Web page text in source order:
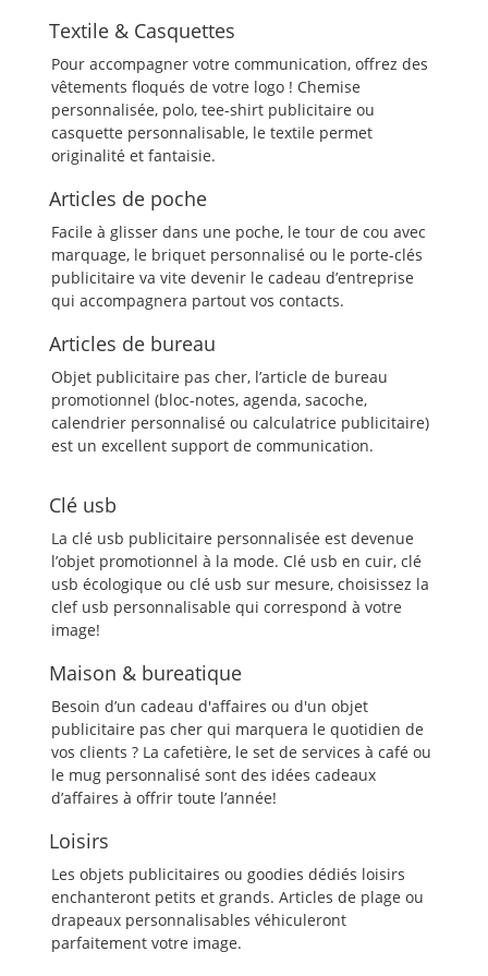
Textile & Casquettes
Pour accompagner votre communication, offrez des
vêtements floqués de votre logo ! Chemise
personnalisée, polo, tee-shirt publicitaire ou
casquette personnalisable, le textile permet
originalité et fantaisie.
Articles de poche
Facile à glisser dans une poche, le tour de cou avec
marquage, le briquet personnalisé ou le porte-clés
publicitaire va vite devenir le cadeau d’entreprise
qui accompagnera partout vos contacts.
Articles de bureau
Objet publicitaire pas cher, l’article de bureau
promotionnel (bloc-notes, agenda, sacoche,
calendrier personnalisé ou calculatrice publicitaire)
est un excellent support de communication.
Clé usb
La clé usb publicitaire personnalisée est devenue
l’objet promotionnel à la mode. Clé usb en cuir, clé
usb écologique ou clé usb sur mesure, choisissez la
clef usb personnalisable qui correspond à votre
image!
Maison & bureatique
Besoin d’un cadeau d'affaires ou d'un objet
publicitaire pas cher qui marquera le quotidien de
vos clients ? La cafetière, le set de services à café ou
le mug personnalisé sont des idées cadeaux
d’affaires à offrir toute l’année!
Loisirs
Les objets publicitaires ou goodies dédiés loisirs
enchanteront petits et grands. Articles de plage ou
drapeaux personnalisables véhiculeront
parfaitement votre image.